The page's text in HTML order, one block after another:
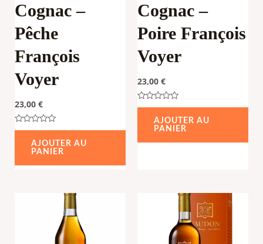
Cognac –
Pêche
François
Voyer
23,00 €
Note
AJOUTER AU
PANIER
Cognac –
Poire François
Voyer
23,00 €
Note
AJOUTER AU
PANIER